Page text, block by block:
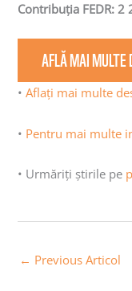
Contribuția FEDR:
AFLĂ MAI MULTE
• Aflaţi mai multe
• Pentru mai multe
• Urmăriţi știrile pe
← Previous Articol